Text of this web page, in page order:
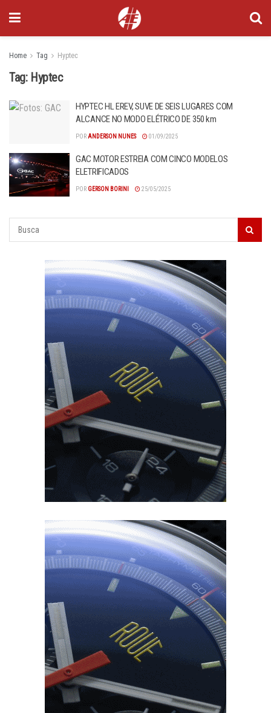
Home Tag Hyptec
Tag: Hyptec
HYPTEC HL EREV, SUVE DE SEIS LUGARES COM
ALCANCE NO MODO ELÉTRICO DE 350 km
POR ANDERSON NUNES 01/09/2025
GAC MOTOR ESTREIA COM CINCO MODELOS
ELETRIFICADOS
POR GERSON BORINI 25/05/2025